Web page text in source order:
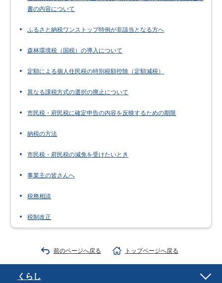
書の内容について
ふるさと納税ワンストップ特例が非該当となる方へ
森林環境税（国税）の導入について
定額による個人住民税の特別税額控除（定額減税）
異なる課税方式の選択の廃止について
市民税・府民税に確定申告の内容を反映するための期限
納税の方法
市民税・府民税の減免を受けたいとき
事業主の皆さんへ
税務相談
税制改正
前のページへ戻る トップページへ戻る
くらし